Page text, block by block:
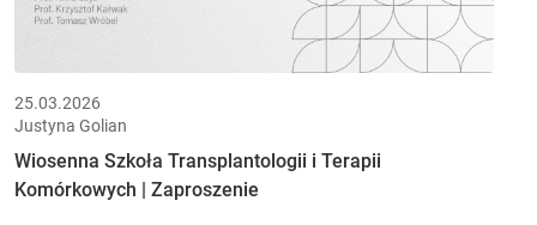
25.03.2026
Justyna Golian
Wiosenna Szkoła Transplantologii i Terapii
Komórkowych | Zaproszenie